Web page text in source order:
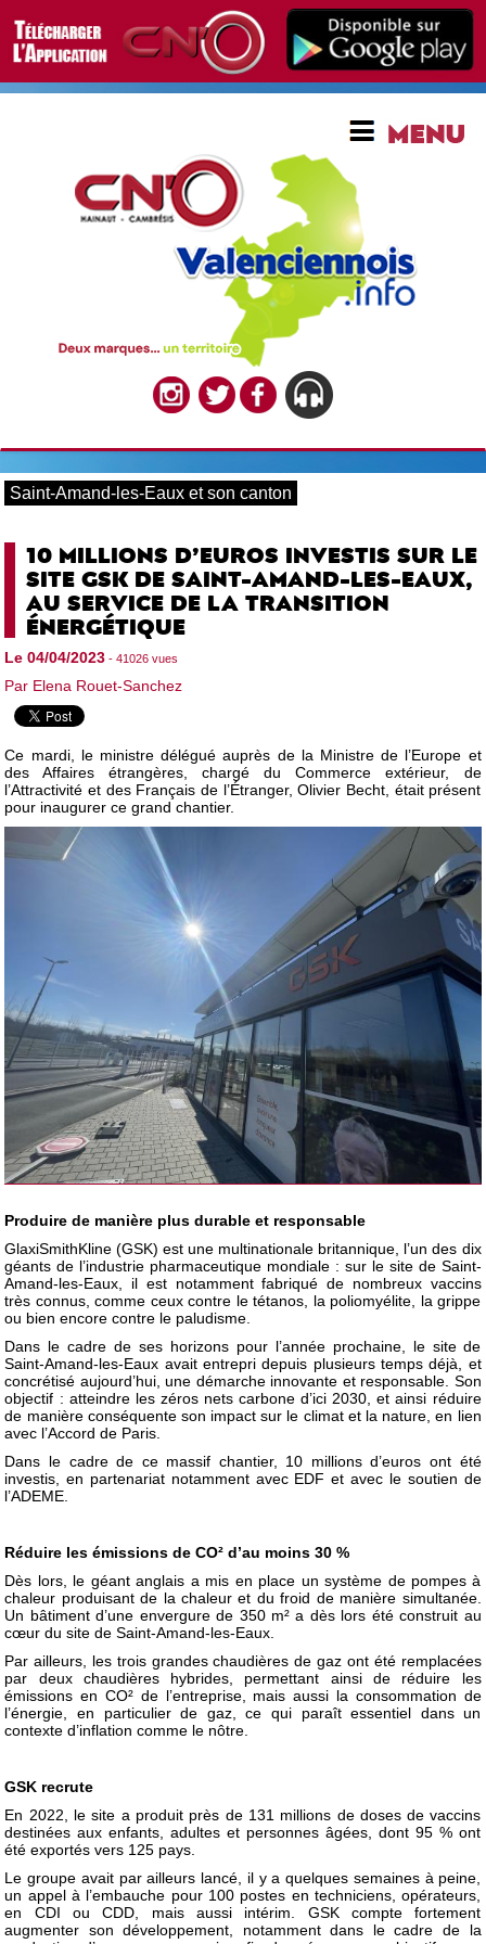
Saint-Amand-les-Eaux et son canton
10 MILLIONS D’EUROS INVESTIS SUR LE
SITE GSK DE SAINT-AMAND-LES-EAUX,
AU SERVICE DE LA TRANSITION
ÉNERGÉTIQUE
Le 04/04/2023 - 41026 vues
Par Elena Rouet-Sanchez
Ce mardi, le ministre délégué auprès de la Ministre de l’Europe et
des Affaires étrangères, chargé du Commerce extérieur, de
l’Attractivité et des Français de l’Étranger, Olivier Becht, était présent
pour inaugurer ce grand chantier.
Produire de manière plus durable et responsable
GlaxiSmithKline (GSK) est une multinationale britannique, l’un des dix
géants de l’industrie pharmaceutique mondiale : sur le site de Saint-
Amand-les-Eaux, il est notamment fabriqué de nombreux vaccins
très connus, comme ceux contre le tétanos, la poliomyélite, la grippe
ou bien encore contre le paludisme.
Dans le cadre de ses horizons pour l’année prochaine, le site de
Saint-Amand-les-Eaux avait entrepri depuis plusieurs temps déjà, et
concrétisé aujourd’hui, une démarche innovante et responsable. Son
objectif : atteindre les zéros nets carbone d’ici 2030, et ainsi réduire
de manière conséquente son impact sur le climat et la nature, en lien
avec l’Accord de Paris.
Dans le cadre de ce massif chantier, 10 millions d’euros ont été
investis, en partenariat notamment avec EDF et avec le soutien de
l’ADEME.
Réduire les émissions de CO² d’au moins 30 %
Dès lors, le géant anglais a mis en place un système de pompes à
chaleur produisant de la chaleur et du froid de manière simultanée.
Un bâtiment d’une envergure de 350 m² a dès lors été construit au
cœur du site de Saint-Amand-les-Eaux.
Par ailleurs, les trois grandes chaudières de gaz ont été remplacées
par deux chaudières hybrides, permettant ainsi de réduire les
émissions en CO² de l’entreprise, mais aussi la consommation de
l’énergie, en particulier de gaz, ce qui paraît essentiel dans un
contexte d’inflation comme le nôtre.
GSK recrute
En 2022, le site a produit près de 131 millions de doses de vaccins
destinées aux enfants, adultes et personnes âgées, dont 95 % ont
été exportés vers 125 pays.
Le groupe avait par ailleurs lancé, il y a quelques semaines à peine,
un appel à l’embauche pour 100 postes en techniciens, opérateurs,
en CDI ou CDD, mais aussi intérim. GSK compte fortement
augmenter son développement, notamment dans le cadre de la